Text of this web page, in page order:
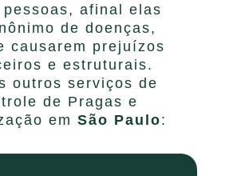
pessoas, afinal elas
de doenças,
causarem prejuízos
e estruturais.
outros serviços de
de Pragas e
em São Paulo: